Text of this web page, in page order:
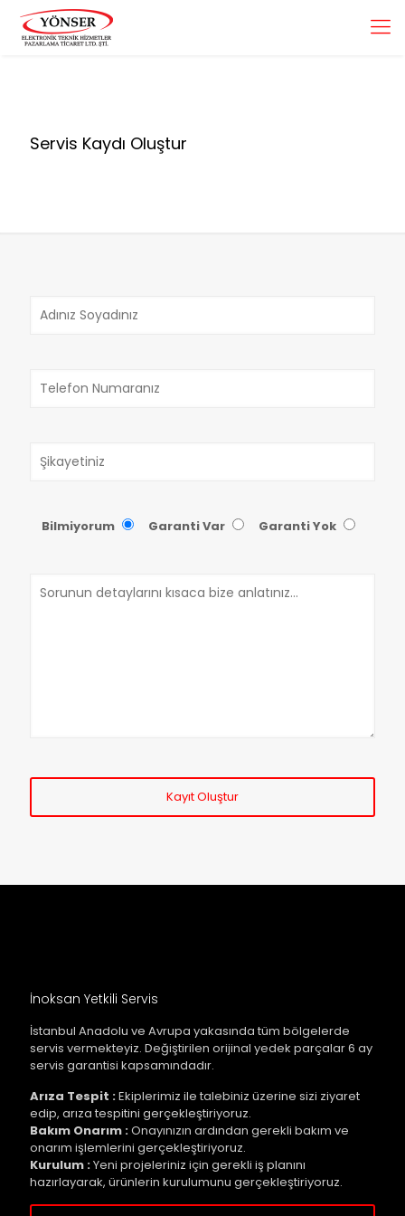
Servis Kaydı Oluştur
Bilmiyorum Garanti Var Garanti Yok
İnoksan Yetkili Servis
İstanbul Anadolu ve Avrupa yakasında tüm bölgelerde
servis vermekteyiz. Değiştirilen orijinal yedek parçalar 6 ay
servis garantisi kapsamındadır.
Arıza Tespit :Ekiplerimiz ile talebiniz üzerine sizi ziyaret
edip, arıza tespitini gerçekleştiriyoruz.
Bakım Onarım :Onayınızın ardından gerekli bakım ve
onarım işlemlerini gerçekleştiriyoruz.
Kurulum :Yeni projeleriniz için gerekli iş planını
hazırlayarak, ürünlerin kurulumunu gerçekleştiriyoruz.